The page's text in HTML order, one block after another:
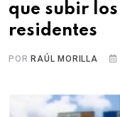
que subir
residentes
POR RAÚL MORILLA